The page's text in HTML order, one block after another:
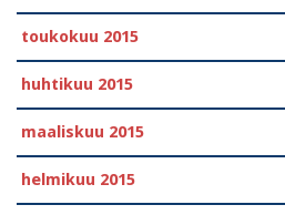
toukokuu 2015
huhtikuu 2015
maaliskuu 2015
helmikuu 2015